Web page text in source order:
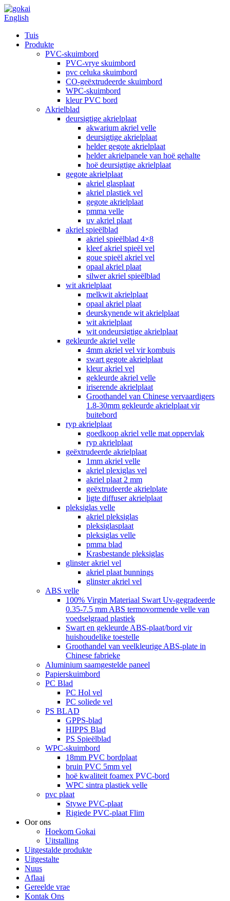
English
Tuis
Produkte
PVC-skuimbord
PVC-vrye skuimbord
pvc celuka skuimbord
CO-geëxtrudeerde skuimbord
WPC-skuimbord
kleur PVC bord
Akrielblad
deursigtige akrielplaat
akwarium akriel velle
deursigtige akrielplaat
helder gegote akrielplaat
helder akrielpanele van hoë gehalte
hoë deursigtige akrielplaat
gegote akrielplaat
akriel glasplaat
akriel plastiek vel
gegote akrielplaat
pmma velle
uv akriel plaat
akriel spieëlblad
akriel spieëlblad 4×8
kleef akriel spieël vel
goue spieël akriel vel
opaal akriel plaat
silwer akriel spieëlblad
wit akrielplaat
melkwit akrielplaat
opaal akriel plaat
deurskynende wit akrielplaat
wit akrielplaat
wit ondeursigtige akrielplaat
gekleurde akriel velle
4mm akriel vel vir kombuis
swart gegote akrielplaat
kleur akriel vel
gekleurde akriel velle
iriserende akrielplaat
Groothandel van Chinese vervaardigers
1.8-30mm gekleurde akrielplaat vir
buitebord
ryp akrielplaat
goedkoop akriel velle mat oppervlak
ryp akrielplaat
geëxtrudeerde akrielplaat
1mm akriel velle
akriel plexiglas vel
akriel plaat 2 mm
geëxtrudeerde akrielplate
ligte diffuser akrielplaat
pleksiglas velle
akriel pleksiglas
pleksiglasplaat
pleksiglas velle
pmma blad
Krasbestande pleksiglas
glinster akriel vel
akriel plaat bunnings
glinster akriel vel
ABS velle
100% Virgin Materiaal Swart Uv-gegradeerde
0.35-7.5 mm ABS termovormende velle van
voedselgraad plastiek
Swart en gekleurde ABS-plaat/bord vir
huishoudelike toestelle
Groothandel van veelkleurige ABS-plate in
Chinese fabrieke
Aluminium saamgestelde paneel
Papierskuimbord
PC Blad
PC Hol vel
PC soliede vel
PS BLAD
GPPS-blad
HIPPS Blad
PS Spieëlblad
WPC-skuimbord
18mm PVC bordplaat
bruin PVC 5mm vel
hoë kwaliteit foamex PVC-bord
WPC sintra plastiek velle
pvc plaat
Stywe PVC-plaat
Rigiede PVC-plaat Flim
Oor ons
Hoekom Gokai
Uitstalling
Uitgestalde produkte
Uitgestalte
Nuus
Aflaai
Gereelde vrae
Kontak Ons